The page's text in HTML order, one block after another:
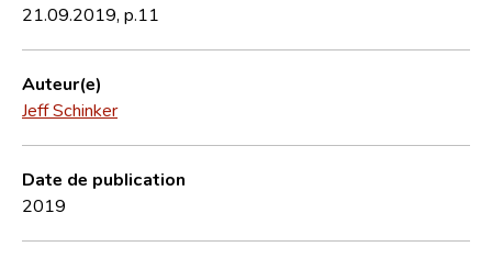
21.09.2019, p.11
Auteur(e)
Jeff Schinker
Date de publication
2019